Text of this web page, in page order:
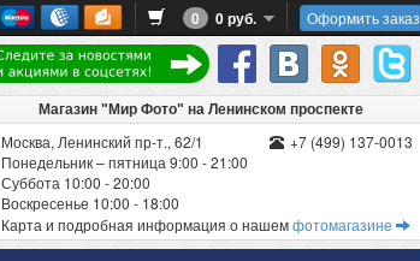
Оформить заказ
0 0 руб.
Магазин "Мир Фото" на Ленинском проспекте
Москва, Ленинский пр-т., 62/1
Понедельник – пятница 9:00 - 21:00
Суббота 10:00 - 20:00
Воскресенье 10:00 - 18:00
+7 (499) 137-0013
Карта и подробная информация о нашемфотомагазине